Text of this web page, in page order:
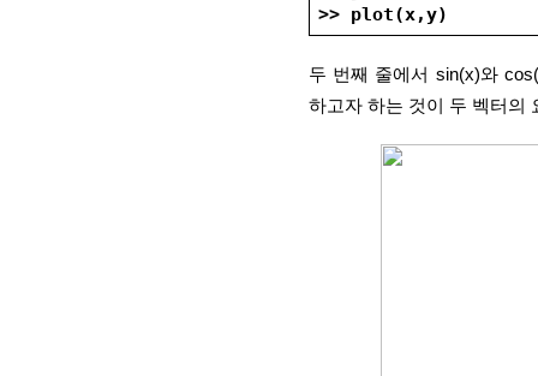
>> plot(x,y)
두 번째 줄에서 sin(x)와
하고자 하는 것이 두 벡터의